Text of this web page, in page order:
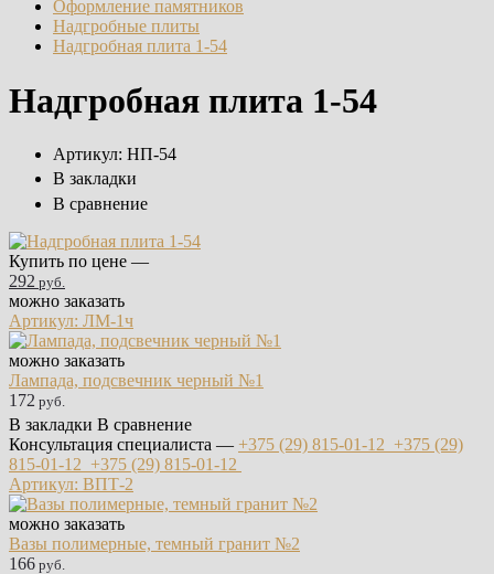
Оформление памятников
Надгробные плиты
Надгробная плита 1-54
Надгробная плита 1-54
Артикул: НП-54
В закладки
В сравнение
Купить по цене —
292 руб.
можно заказать
Артикул: ЛМ-1ч
можно заказать
Лампада, подсвечник черный №1
172 руб.
В закладки В сравнение
Консультация специалиста — +375 (29) 815-01-12 +375 (29)
815-01-12 +375 (29) 815-01-12
Артикул: ВПТ-2
можно заказать
Вазы полимерные, темный гранит №2
166 руб.